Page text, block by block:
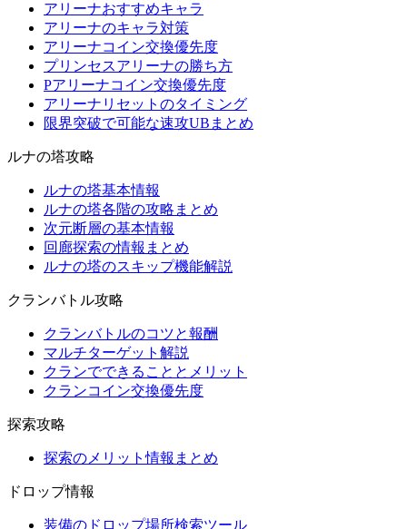
アリーナおすすめキャラ
アリーナのキャラ対策
アリーナコイン交換優先度
プリンセスアリーナの勝ち方
Pアリーナコイン交換優先度
アリーナリセットのタイミング
限界突破で可能な速攻UBまとめ
ルナの塔攻略
ルナの塔基本情報
ルナの塔各階の攻略まとめ
次元断層の基本情報
回廊探索の情報まとめ
ルナの塔のスキップ機能解説
クランバトル攻略
クランバトルのコツと報酬
マルチターゲット解説
クランでできることとメリット
クランコイン交換優先度
探索攻略
探索のメリット情報まとめ
ドロップ情報
装備のドロップ場所検索ツール